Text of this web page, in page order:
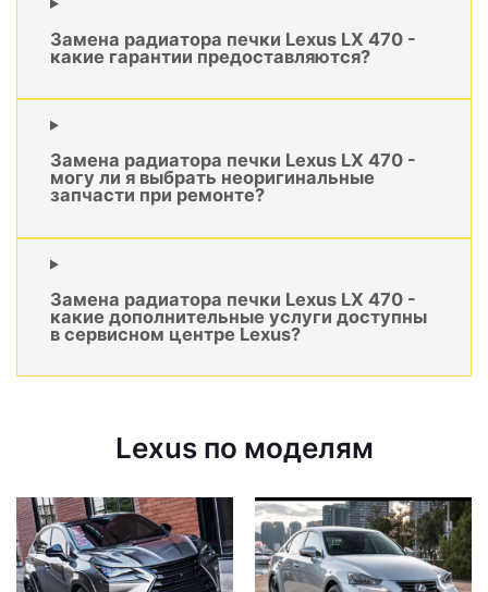
Замена радиатора печки Lexus LX 470 -
какие гарантии предоставляются?
Замена радиатора печки Lexus LX 470 -
могу ли я выбрать неоригинальные
запчасти при ремонте?
Замена радиатора печки Lexus LX 470 -
какие дополнительные услуги доступны
в сервисном центре Lexus?
Lexus по моделям